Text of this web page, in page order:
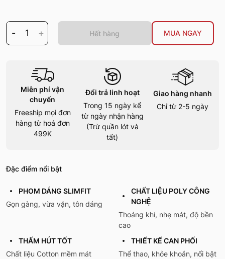
- 1 + Hết hàng MUA NGAY
Miễn phí vận
chuyển
Freeship mọi đơn
hàng từ hoá đơn
499K
Đổi trả linh hoạt
Trong 15 ngày kể
từ ngày nhận hàng
(Trừ quần lót và
tất)
Giao hàng nhanh
Chỉ từ 2-5 ngày
Đặc điểm nổi bật
PHOM DÁNG SLIMFIT
Gọn gàng, vừa vặn, tôn dáng
CHẤT LIỆU POLY CÔNG
NGHỆ
Thoáng khí, nhẹ mát, độ bền
cao
THẤM HÚT TỐT
Chất liệu Cotton mềm mát
THIẾT KẾ CAN PHỐI
Thể thao, khỏe khoắn, nổi bật